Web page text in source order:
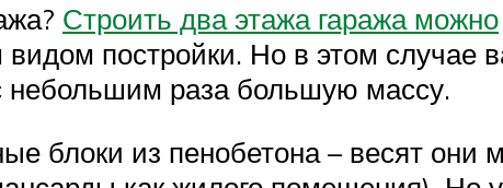
Строить два этажа гаража можно
постройки. Но в этом случае
раза большую массу.
блоки из пенобетона – весят они